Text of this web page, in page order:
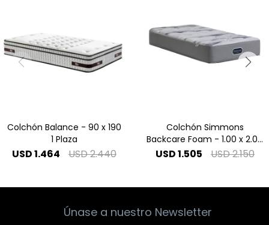
Colchón Balance - 90 x 190
1 Plaza
USD1.464 USD2.440
Colchón Simmons
Backcare Foam - 1.00 x 2.00
1 Plaza Especial
USD1.505 USD2.150
Únase a nuestro Newsletter